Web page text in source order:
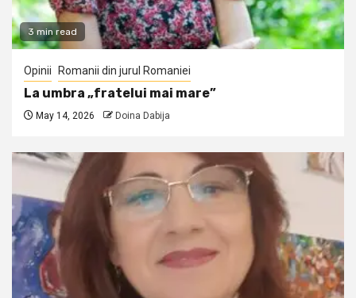
3 min read
Opinii Romanii din jurul Romaniei
La umbra „fratelui mai mare”
May 14, 2026 Doina Dabija